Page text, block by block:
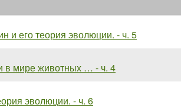
и его теория эволюции. - ч. 5
в мире животных … - ч. 4
эволюции. - ч. 6